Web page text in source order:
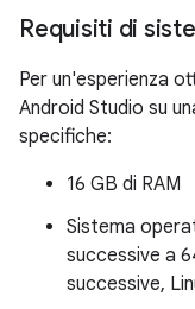
Requisiti di
Per un'esperienza
Android Studio su
specifiche:
16 GB di RAM
Sistema
successive a
successive,